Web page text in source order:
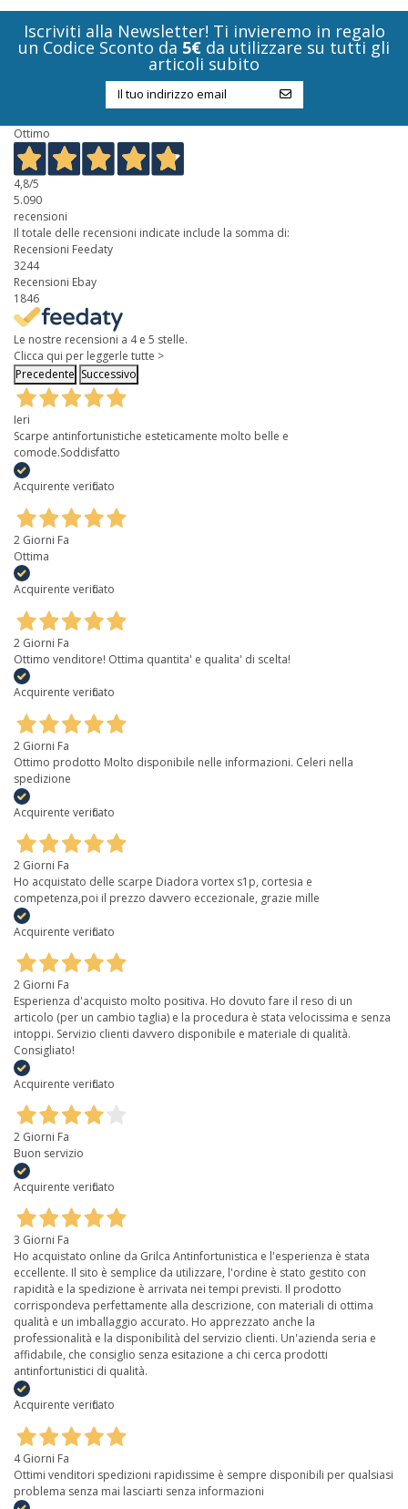
Iscriviti alla Newsletter! Ti invieremo in regalo
un Codice Sconto da 5€ da utilizzare su tutti gli
articoli subito
Ottimo
4,8/5
5.090
recensioni
Il totale delle recensioni indicate include la somma di:
Recensioni Feedaty
3244
Recensioni Ebay
1846
Le nostre recensioni a 4 e 5 stelle.
Clicca qui per leggerle tutte >
Precedente Successivo
Ieri
Scarpe antinfortunistiche esteticamente molto belle e
comode.Soddisfatto
Acquirente verificato
2 Giorni Fa
Ottima
Acquirente verificato
2 Giorni Fa
Ottimo venditore! Ottima quantita' e qualita' di scelta!
Acquirente verificato
2 Giorni Fa
Ottimo prodotto Molto disponibile nelle informazioni. Celeri nella
spedizione
Acquirente verificato
2 Giorni Fa
Ho acquistato delle scarpe Diadora vortex s1p, cortesia e
competenza,poi il prezzo davvero eccezionale, grazie mille
Acquirente verificato
2 Giorni Fa
Esperienza d'acquisto molto positiva. Ho dovuto fare il reso di un
articolo (per un cambio taglia) e la procedura è stata velocissima e senza
intoppi. Servizio clienti davvero disponibile e materiale di qualità.
Consigliato!
Acquirente verificato
2 Giorni Fa
Buon servizio
Acquirente verificato
3 Giorni Fa
Ho acquistato online da Grilca Antinfortunistica e l'esperienza è stata
eccellente. Il sito è semplice da utilizzare, l'ordine è stato gestito con
rapidità e la spedizione è arrivata nei tempi previsti. Il prodotto
corrispondeva perfettamente alla descrizione, con materiali di ottima
qualità e un imballaggio accurato. Ho apprezzato anche la
professionalità e la disponibilità del servizio clienti. Un'azienda seria e
affidabile, che consiglio senza esitazione a chi cerca prodotti
antinfortunistici di qualità.
Acquirente verificato
4 Giorni Fa
Ottimi venditori spedizioni rapidissime è sempre disponibili per qualsiasi
problema senza mai lasciarti senza informazioni